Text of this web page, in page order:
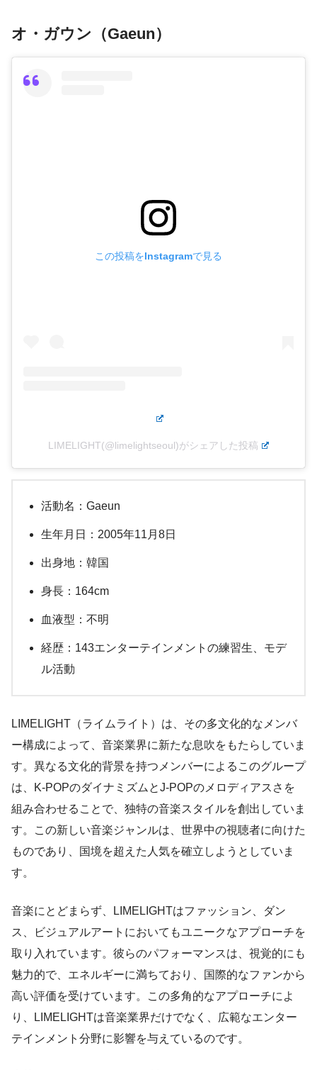
オ・ガウン（Gaeun）
この投稿をInstagramで見る
LIMELIGHT(@limelightseoul)がシェアした投稿
活動名：Gaeun
生年月日：2005年11月8日
出身地：韓国
身長：164cm
血液型：不明
経歴：143エンターテインメントの練習生、モデ
ル活動
LIMELIGHT（ライムライト）は、その多文化的なメンバ
ー構成によって、音楽業界に新たな息吹をもたらしていま
す。異なる文化的背景を持つメンバーによるこのグループ
は、K-POPのダイナミズムとJ-POPのメロディアスさを
組み合わせることで、独特の音楽スタイルを創出していま
す。この新しい音楽ジャンルは、世界中の視聴者に向けた
ものであり、国境を超えた人気を確立しようとしていま
す。
音楽にとどまらず、LIMELIGHTはファッション、ダン
ス、ビジュアルアートにおいてもユニークなアプローチを
取り入れています。彼らのパフォーマンスは、視覚的にも
魅力的で、エネルギーに満ちており、国際的なファンから
高い評価を受けています。この多角的なアプローチによ
り、LIMELIGHTは音楽業界だけでなく、広範なエンター
テインメント分野に影響を与えているのです。